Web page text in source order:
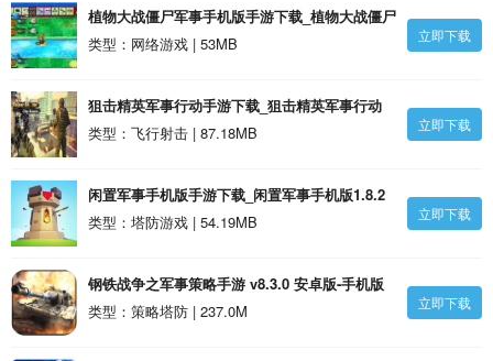
植物大战僵尸军事手机版手游下载_植物大战僵尸
军事手机版v1.7安卓版
类型：网络游戏 | 53MB 立即下载
狙击精英军事行动手游下载_狙击精英军事行动
v1.21安卓版
类型：飞行射击 | 87.18MB 立即下载
闲置军事手机版手游下载_闲置军事手机版1.8.2
安卓版
类型：塔防游戏 | 54.19MB 立即下载
钢铁战争之军事策略手游 v8.3.0 安卓版-手机版
下载
类型：策略塔防 | 237.0M 立即下载